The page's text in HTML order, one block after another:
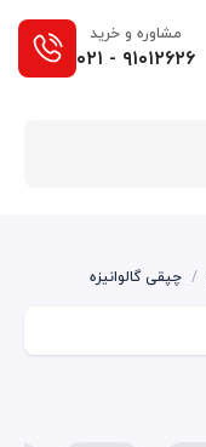
مشاوره و خرید
۰۲۱ - ۹۱۰۱۲۶۲۶
/ چپقی گالوانیزه